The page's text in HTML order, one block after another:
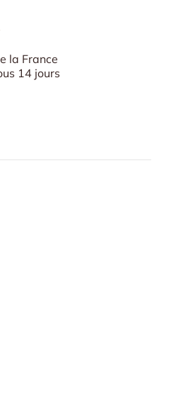
la France
14 jours